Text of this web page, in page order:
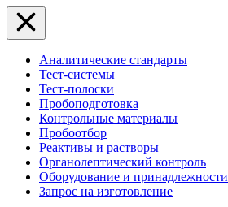
Аналитические стандарты
Тест-системы
Тест-полоски
Пробоподготовка
Контрольные материалы
Пробоотбор
Реактивы и растворы
Органолептический контроль
Оборудование и принадлежности
Запрос на изготовление